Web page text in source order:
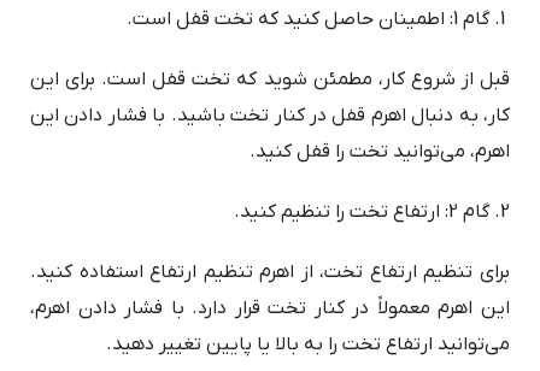
گام 1: اطمینان حاصل کنید که تخت قفل است.
قبل از شروع کار، مطمئن شوید که تخت قفل است. برای این
کار، به دنبال اهرم قفل در کنار تخت باشید. با فشار دادن این
اهرم، می‌توانید تخت را قفل کنید.
گام 2: ارتفاع تخت را تنظیم کنید.
برای تنظیم ارتفاع تخت، از اهرم تنظیم ارتفاع استفاده کنید.
این اهرم معمولاً در کنار تخت قرار دارد. با فشار دادن اهرم،
می‌توانید ارتفاع تخت را به بالا یا پایین تغییر دهید.